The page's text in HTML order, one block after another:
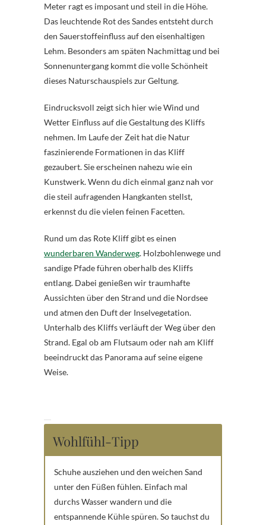
Meter ragt es imposant und steil in die Höhe.
Das leuchtende Rot des Sandes entsteht durch
den Sauerstoffeinfluss auf den eisenhaltigen
Lehm. Besonders am späten Nachmittag und bei
Sonnenuntergang kommt die volle Schönheit
dieses Naturschauspiels zur Geltung.
Eindrucksvoll zeigt sich hier wie Wind und
Wetter Einfluss auf die Gestaltung des Kliffs
nehmen. Im Laufe der Zeit hat die Natur
faszinierende Formationen in das Kliff
gezaubert. Sie erscheinen nahezu wie ein
Kunstwerk. Wenn du dich einmal ganz nah vor
die steil aufragenden Hangkanten stellst,
erkennst du die vielen feinen Facetten.
Rund um das Rote Kliff gibt es einen
wunderbaren Wanderweg. Holzbohlenwege und
sandige Pfade führen oberhalb des Kliffs
entlang. Dabei genießen wir traumhafte
Aussichten über den Strand und die Nordsee
und atmen den Duft der Inselvegetation.
Unterhalb des Kliffs verläuft der Weg über den
Strand. Egal ob am Flutsaum oder nah am Kliff
beeindruckt das Panorama auf seine eigene
Weise.
Wohlfühl-Tipp
Schuhe ausziehen und den weichen Sand
unter den Füßen fühlen. Einfach mal
durchs Wasser wandern und die
entspannende Kühle spüren. So tauchst du